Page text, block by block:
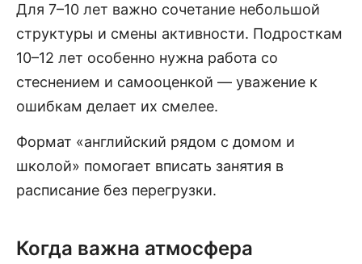
Для 7–10 лет важно сочетание небольшой
структуры и смены активности. Подросткам
10–12 лет особенно нужна работа со
стеснением и самооценкой — уважение к
ошибкам делает их смелее.
Формат «английский рядом с домом и
школой» помогает вписать занятия в
расписание без перегрузки.
Когда важна атмосфера